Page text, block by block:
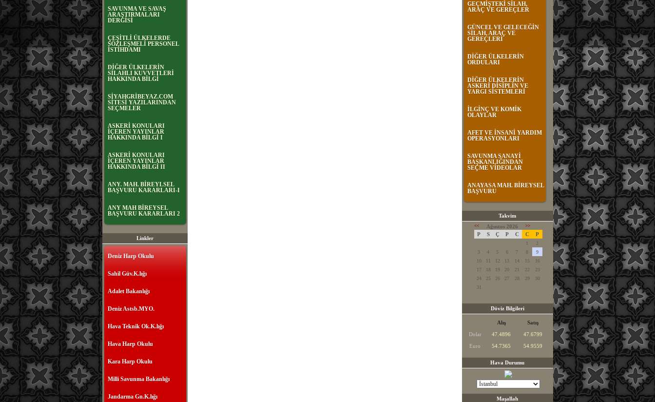
SAVUNMA VE SAVAŞ
ARAŞTIRMALARI
DERGİSİ
ÇEŞİTLİ ÜLKELERDE
SÖZLEŞMELİ PERSONEL
İSTİHDAMI
DİĞER ÜLKELERİN
SİLAHLI KUVVETLERİ
HAKKINDA BİLGİ
SİYAHGRİBEYAZ.COM
SİTESİ YAZILARINDAN
SEÇMELER
ASKERİ KONULARI
İÇEREN YAYINLAR
HAKKINDA BİLGİ I
ASKERİ KONULARI
İÇEREN YAYINLAR
HAKKINDA BİLGİ II
ANY. MAH. BİREYLSEL
BAŞVURU KARARLARI-I
ANY MAH BİREYSEL
BAŞVURU KARARLARI 2
Linkler
Deniz Harp Okulu
Sahil Güv.K.lığı
Adalet Bakanlığı
Deniz Astsb.MYO.
Hava Teknik Ok.K.lığı
Hava Harp Okulu
Kara Harp Okulu
Milli Savunma Bakanlığı
Jandarma Gn.K.lığı
GEÇMİŞTEKİ SİLAH,
ARAÇ VE GEREÇLER
GÜNCEL VE GELECEĞİN
SİLAH, ARAÇ VE
GEREÇLERİ
DİĞER ÜLKELERİN
ORDULARI
DİĞER ÜLKELERİN
ASKERİ DİSİPLİN VE
YARGI SİSTEMLERİ
İLGİNÇ VE KOMİK
OLAYLAR
AFET VE İNSANİ YARDIM
OPERASYONLARI
SAVUNMA SANAYİ
BAŞKANLIĞINDAN
SEÇME VİDEOLAR
ANAYASA MAH. BİREYSEL
BAŞVURU
Takvim
<< Ağustos 2026 >>
P S Ç P C C P
1
2
3
4 5 6 7 8
9
10
11 12 13 14 15
16
17
18 19 20 21 22
23
24
25 26 27 28 29
30
31
Döviz Bilgileri
Alış
Satış
Dolar
47.4896
47.6799
Euro
54.7365 54.9559
Hava Durumu
Maşallah